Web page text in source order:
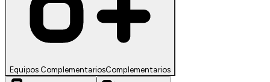
Equipos ComplementariosComplementarios